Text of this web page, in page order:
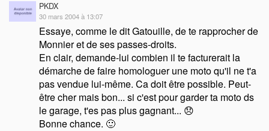
PKDX
30 mars 2004 à 13:07
Essaye, comme le dit Gatouille, de te rapprocher de
Monnier et de ses passes-droits.
En clair, demande-lui combien il te facturerait la
démarche de faire homologuer une moto qu'il ne t'a
pas vendue lui-même. Ca doit être possible. Peut-
être cher mais bon... si c'est pour garder ta moto ds
le garage, t'es pas plus gagnant... 😞
Bonne chance. 🙂